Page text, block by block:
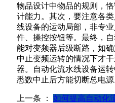
物品设计中物品的规则，
计能力。其次，要注意各
线设备的运动局部，非专
件、操控按钮等。最终，
能对变频器后级断路，如
中止变频运转的情况下才
器。自动化流水线设备运
悉数中止后方能切断总电源
上一条 ： 如何提高自动化